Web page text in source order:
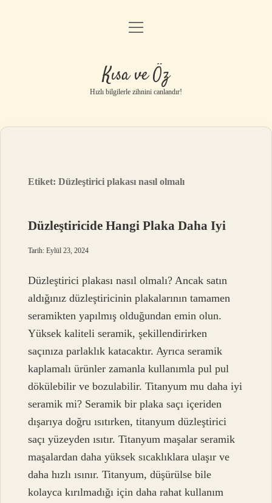
Anasayfa
Gizlilik Politikası
Yasal Uyarı
menüyü
Kısa ve Öz
Hızlı bilgilerle zihnini canlandır!
Etiket:Düzleştirici plakası nasıl olmalı
Düzleştiricide Hangi Plaka Daha Iyi
Tarih: Eylül 23, 2024
Düzleştirici plakası nasıl olmalı? Ancak satın
aldığınız düzleştiricinin plakalarının tamamen
seramikten yapılmış olduğundan emin olun.
Yüksek kaliteli seramik, şekillendirirken
saçınıza parlaklık katacaktır. Ayrıca seramik
kaplamalı ürünler zamanla kullanımla pul pul
dökülebilir ve bozulabilir. Titanyum mu daha iyi
seramik mi? Seramik bir plaka saçı içeriden
dışarıya doğru ısıtırken, titanyum düzleştirici
saçı yüzeyden ısıtır. Titanyum maşalar seramik
maşalardan daha yüksek sıcaklıklara ulaşır ve
daha hızlı ısınır. Titanyum, düşürülse bile
kolayca kırılmadığı için daha rahat kullanım